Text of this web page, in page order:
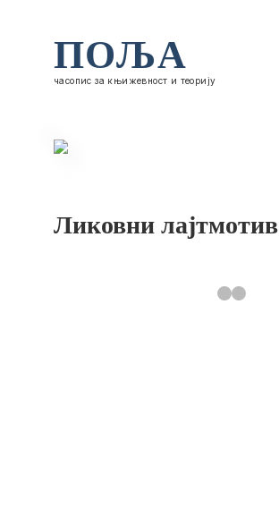
ПОЉА
часопис за књижевност и теорију
Ликовни лајтмотив